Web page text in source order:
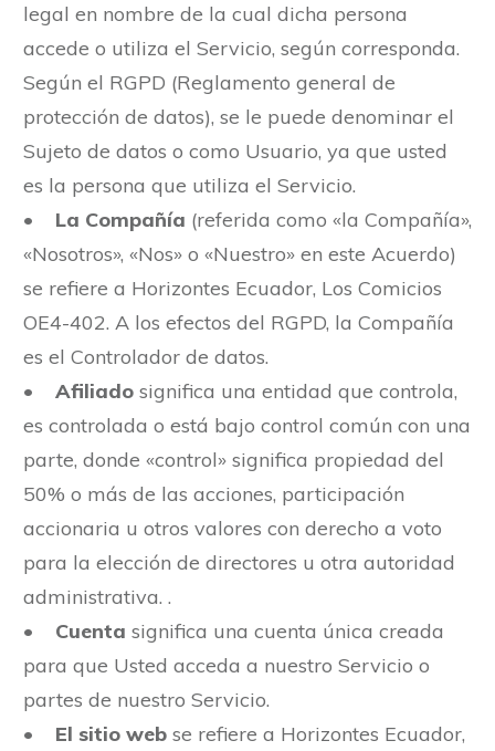
legal en nombre de la cual dicha persona
accede o utiliza el Servicio, según corresponda.
Según el RGPD (Reglamento general de
protección de datos), se le puede denominar el
Sujeto de datos o como Usuario, ya que usted
es la persona que utiliza el Servicio.
• La Compañía (referida como «la Compañía»,
«Nosotros», «Nos» o «Nuestro» en este Acuerdo)
se refiere a Horizontes Ecuador, Los Comicios
OE4-402. A los efectos del RGPD, la Compañía
es el Controlador de datos.
• Afiliado significa una entidad que controla,
es controlada o está bajo control común con una
parte, donde «control» significa propiedad del
50% o más de las acciones, participación
accionaria u otros valores con derecho a voto
para la elección de directores u otra autoridad
administrativa. .
• Cuenta significa una cuenta única creada
para que Usted acceda a nuestro Servicio o
partes de nuestro Servicio.
• El sitio web se refiere a Horizontes Ecuador,